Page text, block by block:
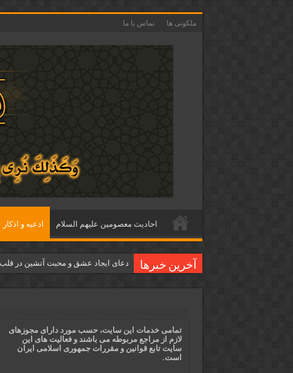
ملکوتی ها تماس با ما
احاديث معصومين عليهم السلام ادعيه و اذكار
آخرین خبرها دعای ایجاد عشق و محبت آتشین در
قویترین ذکر استجابت دعا و حاجت
دعای افزایش رزق و روزی و ثروتمند
تمامی خدمات این سایت، حسب مورد دارای مجوزهای
لازم از مراجع مربوطه می باشند و فعالیت های این
سایت تابع قوانین و مقررات جمهوری اسلامی ایران
است.